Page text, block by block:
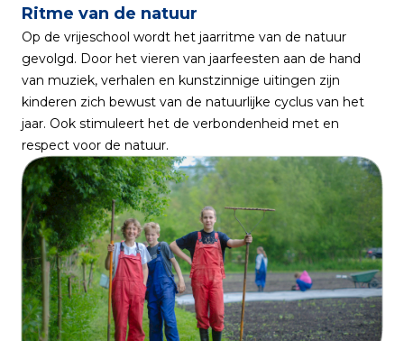
Ritme van de natuur
Op de vrijeschool wordt het jaarritme van de natuur
gevolgd. Door het vieren van jaarfeesten aan de hand
van muziek, verhalen en kunstzinnige uitingen zijn
kinderen zich bewust van de natuurlijke cyclus van het
jaar. Ook stimuleert het de verbondenheid met en
respect voor de natuur.